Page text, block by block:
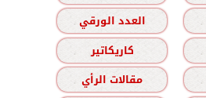
العدد الورقي
كاريكاتير
مقالات الرأي